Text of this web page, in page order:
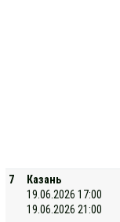
7
Казань
19.06.2026 17:00
19.06.2026 21:00